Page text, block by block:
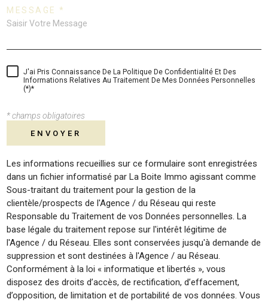
MESSAGE *
J'ai Pris Connaissance De La Politique De Confidentialité Et Des
Informations Relatives Au Traitement De Mes Données Personnelles
(*)*
* champs obligatoires
ENVOYER
Les informations recueillies sur ce formulaire sont enregistrées
dans un fichier informatisé par La Boite Immo agissant comme
Sous-traitant du traitement pour la gestion de la
clientèle/prospects de l'Agence / du Réseau qui reste
Responsable du Traitement de vos Données personnelles. La
base légale du traitement repose sur l'intérêt légitime de
l'Agence / du Réseau. Elles sont conservées jusqu'à demande de
suppression et sont destinées à l'Agence / au Réseau.
Conformément à la loi « informatique et libertés », vous
disposez des droits d’accès, de rectification, d’effacement,
d’opposition, de limitation et de portabilité de vos données. Vous